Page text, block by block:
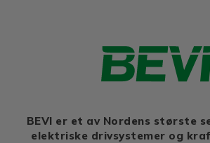
BEVI er et av Nordens største
elektriske drivsystemer og